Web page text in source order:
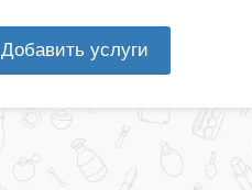
Добавить услуги